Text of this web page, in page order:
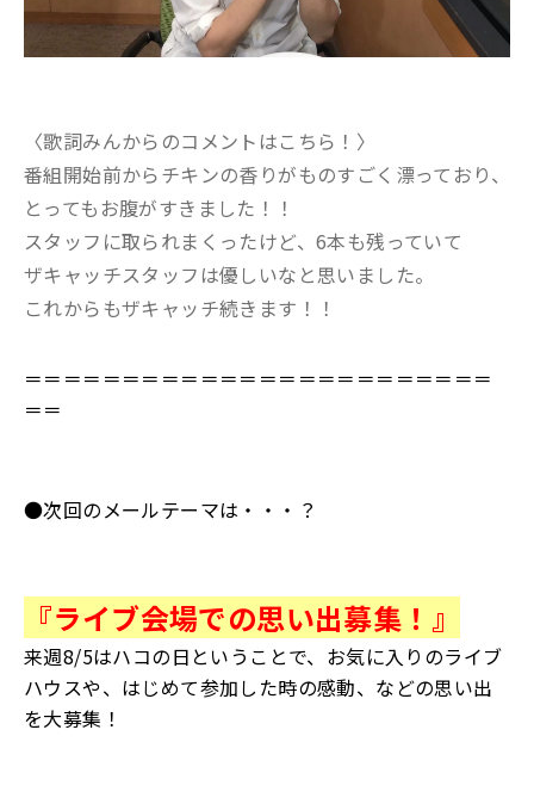
〈歌詞みんからのコメントはこちら！〉
番組開始前からチキンの香りがものすごく漂っており、
とってもお腹がすきました！！
スタッフに取られまくったけど、6本も残っていて
ザキャッチスタッフは優しいなと思いました。
これからもザキャッチ続きます！！
＝＝＝＝＝＝＝＝＝＝＝＝＝＝＝＝＝＝＝＝＝＝＝＝
＝＝
●次回のメールテーマは・・・？
『ライブ会場での思い出募集！』
来週8/5はハコの日ということで、お気に入りのライブ
ハウスや、はじめて参加した時の感動、などの思い出
を大募集！